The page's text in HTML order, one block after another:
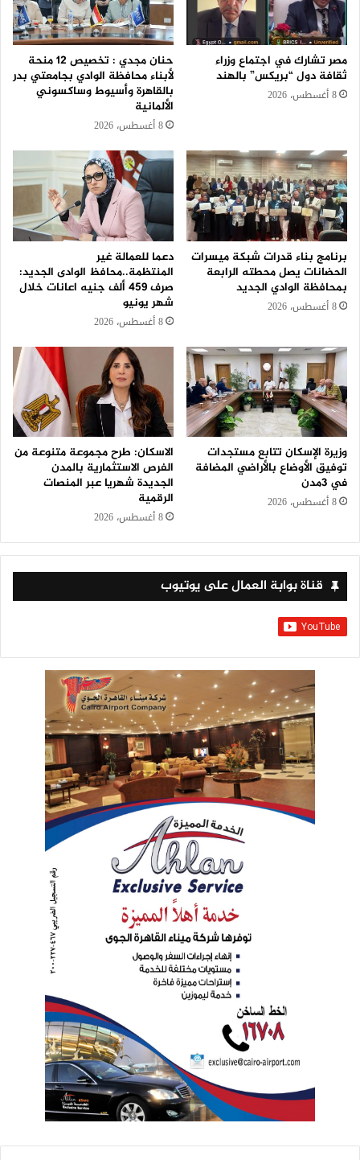
مصر تشارك في اجتماع وزراء
ثقافة دول “بريكس” بالهند
8 أغسطس، 2026
حنان مجدي : تخصيص 12 منحة
لأبناء محافظة الوادي بجامعتي بدر
بالقاهرة وأسيوط وساكسوني
الألمانية
8 أغسطس، 2026
برنامج بناء قدرات شبكة ميسرات
الحضانات يصل محطته الرابعة
بمحافظة الوادي الجديد
8 أغسطس، 2026
دعما للعمالة غير
المنتظمة..محافظ الوادى الجديد:
صرف 459 ألف جنيه اعانات خلال
شهر يونيو
8 أغسطس، 2026
وزيرة الإسكان تتابع مستجدات
توفيق الأوضاع بالأراضي المضافة
في 3مدن
8 أغسطس، 2026
الاسكان: طرح مجموعة متنوعة من
الفرص الاستثمارية بالمدن
الجديدة شهريا عبر المنصات
الرقمية
8 أغسطس، 2026
قناة بوابة العمال على يوتيوب